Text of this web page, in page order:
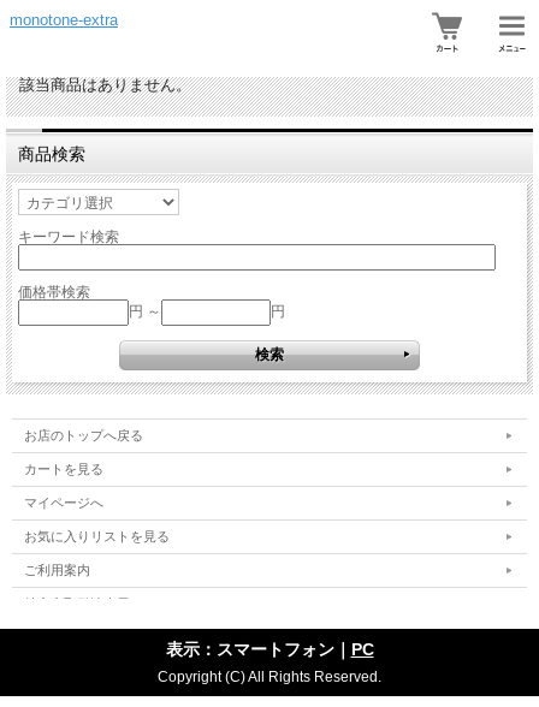
monotone-extra
該当商品はありません。
商品検索
キーワード検索
価格帯検索
円 ～
円
お店のトップへ戻る
カートを見る
マイページへ
お気に入りリストを見る
ご利用案内
特定商取引法表示
表示：スマートフォン｜ PC
Copyright (C) All Rights Reserved.